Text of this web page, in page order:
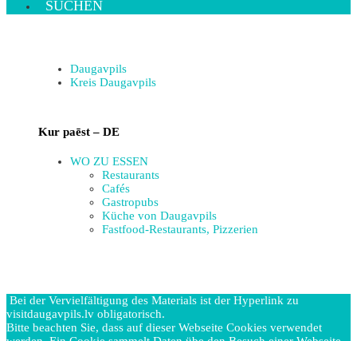
SUCHEN
Daugavpils
Kreis Daugavpils
Kur paēst – DE
WO ZU ESSEN
Restaurants
Cafés
Gastropubs
Küche von Daugavpils
Fastfood-Restaurants, Pizzerien
Bei der Vervielfältigung des Materials ist der Hyperlink zu
visitdaugavpils.lv obligatorisch.
Bitte beachten Sie, dass auf dieser Webseite Cookies verwendet